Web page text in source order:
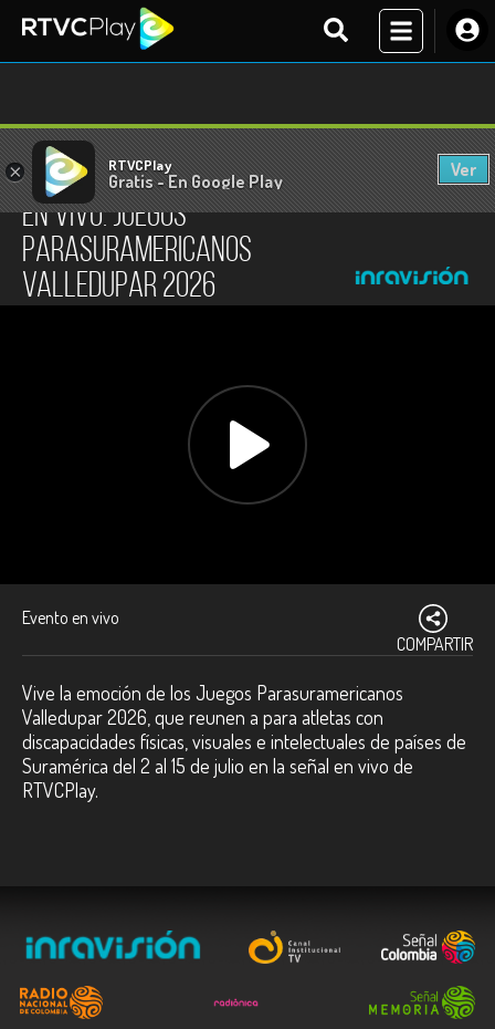
× RTVCPlay
Gratis - En Google Play
Ver
En vivo
En vivo: Juegos
Parasuramericanos
Valledupar 2026
Evento en vivo
COMPARTIR
Vive la emoción de los Juegos Parasuramericanos
Valledupar 2026, que reunen a para atletas con
discapacidades físicas, visuales e intelectuales de países de
Suramérica del 2 al 15 de julio en la señal en vivo de
RTVCPlay.